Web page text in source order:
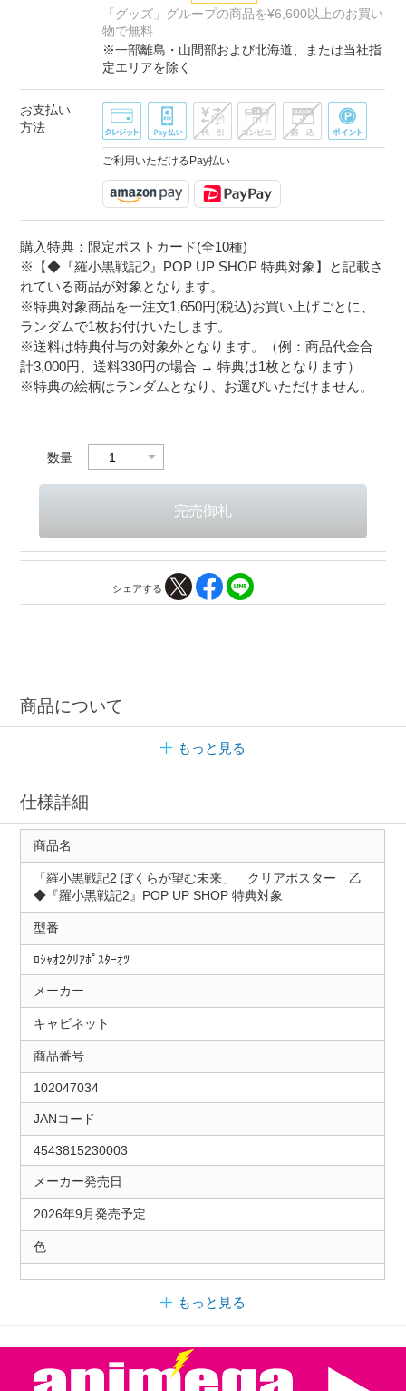
「グッズ」グループの商品を¥6,600以上のお買い
物で無料
※一部離島・山間部および北海道、または当社指
定エリアを除く
お支払い
方法
ご利用いただけるPay払い
購入特典：限定ポストカード(全10種)
※【◆『羅小黒戦記2』POP UP SHOP 特典対象】と記載さ
れている商品が対象となります。
※特典対象商品を一注文1,650円(税込)お買い上げごとに、
ランダムで1枚お付けいたします。
※送料は特典付与の対象外となります。（例：商品代金合
計3,000円、送料330円の場合 → 特典は1枚となります）
※特典の絵柄はランダムとなり、お選びいただけません。
数量
シェアする
商品について
もっと見る
仕様詳細
商品名
「羅小黒戦記2 ぼくらが望む未来」 クリアポスター 乙
◆『羅小黒戦記2』POP UP SHOP 特典対象
型番
ﾛｼｬｵ2ｸﾘｱﾎﾟｽﾀｰｵﾂ
メーカー
キャビネット
商品番号
102047034
JANコード
4543815230003
メーカー発売日
2026年9月発売予定
色
もっと見る